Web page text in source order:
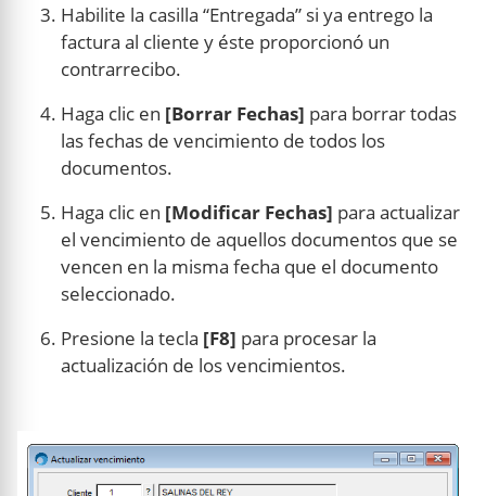
Habilite la casilla “Entregada” si ya entrego la
factura al cliente y éste proporcionó un
contrarrecibo.
Haga clic en [Borrar Fechas] para borrar todas
las fechas de vencimiento de todos los
documentos.
Haga clic en [Modificar Fechas] para actualizar
el vencimiento de aquellos documentos que se
vencen en la misma fecha que el documento
seleccionado.
Presione la tecla [F8] para procesar la
actualización de los vencimientos.